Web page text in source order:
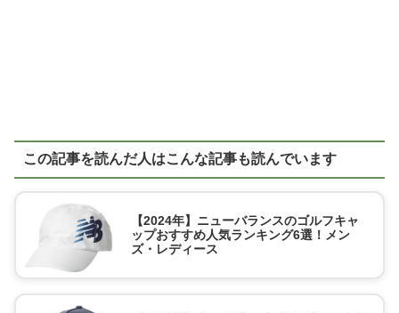
この記事を読んだ人はこんな記事も読んでいます
【2024年】ニューバランスのゴルフキャ
ップおすすめ人気ランキング6選！メン
ズ・レディース